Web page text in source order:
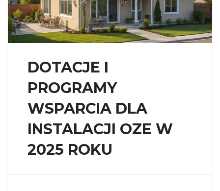
DOTACJE I
PROGRAMY
WSPARCIA DLA
INSTALACJI OZE W
2025 ROKU